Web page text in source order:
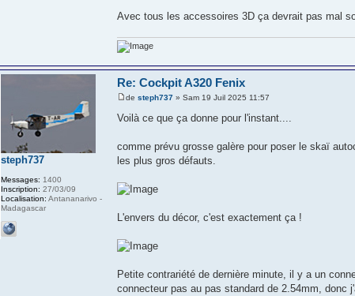
Avec tous les accessoires 3D ça devrait pas mal
Re: Cockpit A320 Fenix
desteph737 » Sam 19 Juil 2025 11:57
Voilà ce que ça donne pour l'instant....
comme prévu grosse galère pour poser le skaï
les plus gros défauts.
L'envers du décor, c'est exactement ça !
Petite contrariété de dernière minute, il y a un
connecteur pas au pas standard de 2.54mm, donc
steph737
Messages: 1400
Inscription: 27/03/09
Localisation: Antananarivo -
Madagascar